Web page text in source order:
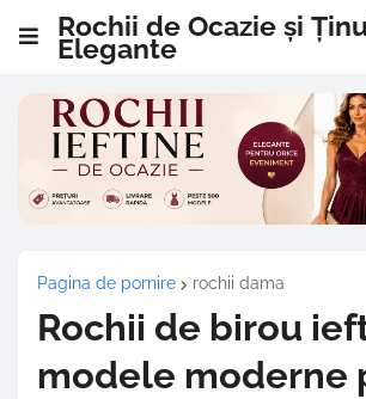
Rochii de Ocazie și
Elegante
Pagina de pornire rochii dama
Rochii de birou
modele moderne